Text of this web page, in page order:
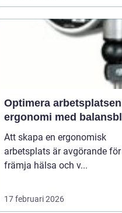
Optimera
ergonomi med
Att skapa en ergonomisk
arbetsplats är avgörande
främja hälsa och v...
17 februari 2026